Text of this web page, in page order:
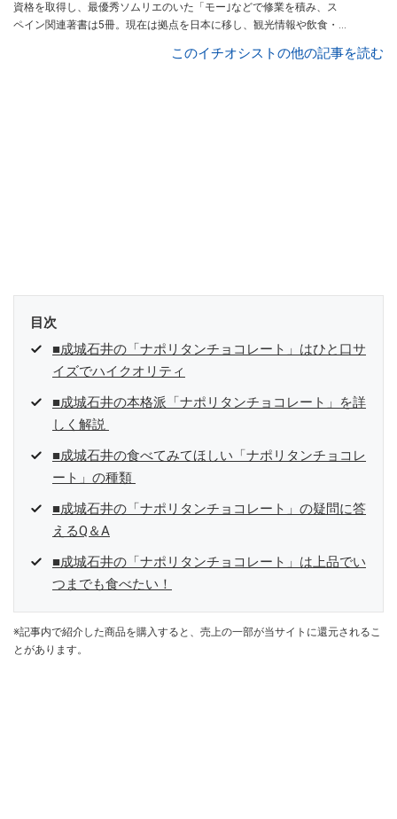
資格を取得し、最優秀ソムリエのいた「モー｣などで修業を積み、ス
ペイン関連著書は5冊。現在は拠点を日本に移し、観光情報や飲食・
など、食品・スイーツ販売チェーンのおすすめ商
このイチオシストの他の記事を読む
目次
■成城石井の「ナポリタンチョコレート」はひと口サ
イズでハイクオリティ
■成城石井の本格派「ナポリタンチョコレート」を詳
しく解説
■成城石井の食べてみてほしい「ナポリタンチョコレ
ート」の種類
■成城石井の「ナポリタンチョコレート」の疑問に答
えるQ＆A
■成城石井の「ナポリタンチョコレート」は上品でい
つまでも食べたい！
※記事内で紹介した商品を購入すると、売上の一部が当サイトに還元されるこ
とがあります。